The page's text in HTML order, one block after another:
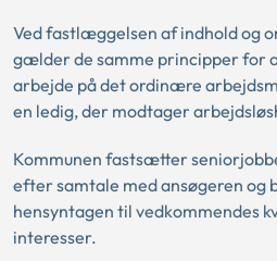
Ved fastlæggelsen af indhold og
gælder de samme principper for
arbejde på det ordinære
en ledig, der modtager
Kommunen fastsætter
efter samtale med ansøgeren og
hensyntagen til vedkommendes
interesser.